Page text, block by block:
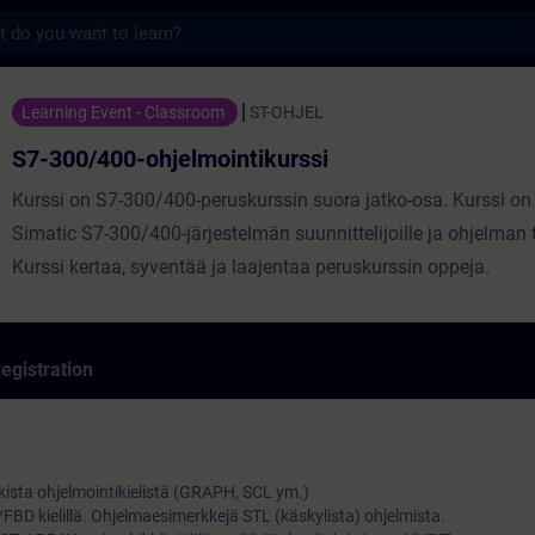
ohjelmointikurssi - Training - Training -
Learning Event - Classroom ST-OHJEL
S7-300/400-ohjelmointikurssi
Kurssi on S7-300/400-peruskurssin suora jatko-osa. Kurssi
Simatic S7-300/400-järjestelmän suunnittelijoille ja ohjelman
Kurssi kertaa, syventää ja laajentaa peruskurssin oppeja.
ohjelmointikielistä (GRAPH, SCL ym.)
kielillä. Ohjelmaesimerkkejä STL (käskylista) ohjelmista.